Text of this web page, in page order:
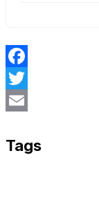
Facebook
Twitter
Tags